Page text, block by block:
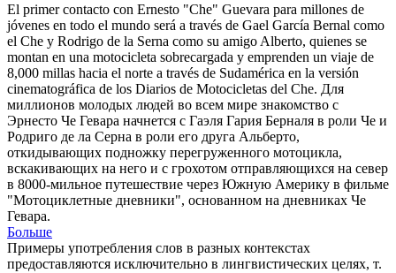
El primer contacto con Ernesto "Che" Guevara para millones de
jóvenes en todo el mundo será a través de Gael García Bernal como
el Che y Rodrigo de la Serna como su amigo Alberto, quienes se
montan en una motocicleta sobrecargada y emprenden un viaje de
8,000 millas hacia el norte a través de Sudamérica en la versión
cinematográfica de los Diarios de Motocicletas del Che. Для
миллионов молодых людей во всем мире знакомство с
Эрнесто Че Гевара начнется с Гаэля Гария Берналя в роли Че и
Родриго де ла Серна в роли его друга Альберто,
откидывающих подножку перегруженного мотоцикла,
вскакивающих на него и с грохотом отправляющихся на север
в 8000-мильное путешествие через Южную Америку в фильме
"Мотоциклетные дневники", основанном на дневниках Че
Гевара.
Больше
Примеры употребления слов в разных контекстах
предоставляются исключительно в лингвистических целях, т.